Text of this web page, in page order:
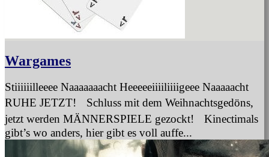
Wargames
Stiiiiiilleeee Naaaaaaacht Heeeeeiiiiliiiigeee Naaaaacht
RUHE JETZT! Schluss mit dem Weihnachtsgedöns,
jetzt werden MÄNNERSPIELE gezockt! Kinectimals
gibt’s wo anders, hier gibt es voll auffe...